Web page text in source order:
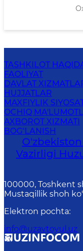
TASHKILOT
FAOLIYAT
DAVLAT
HUJJATLAR
MAXFIYLIK
OCHIQ
AXBOROT XIZMATI
BOG‘LANISH
Vazirligi
100000, Toshkent
Mustaqillik shoh
Elektron pochta:
info@uzavtoyul.uz